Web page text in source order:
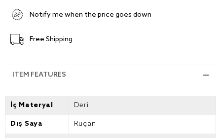
Notify me when the price goes down
Free Shipping
ITEM FEATURES
İç Materyal Deri
Dış Saya Rugan